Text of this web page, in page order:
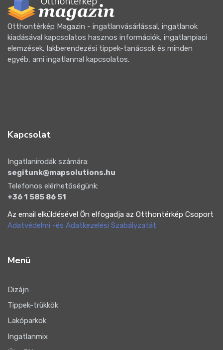
Otthontérkép Magazin - ingatlanvásárlással, ingatlanok
kiadásával kapcsolatos hasznos információk, ingatlanpiaci
elemzések, lakberendezési tippek-tanácsok és minden
egyéb, ami ingatlannal kapcsolatos.
Kapcsolat
Ingatlanirodák számára:
segitunk@mapsolutions.hu
Telefonos elérhetőségünk:
+36 1 585 86 51
Az email elküldésével Ön elfogadja az Otthontérkép Csoport
Adatvédelmi -és Adatkezelési Szabályzatát
Menü
Dizájn
Tippek-trükkök
Lakóparkok
Ingatlanmix